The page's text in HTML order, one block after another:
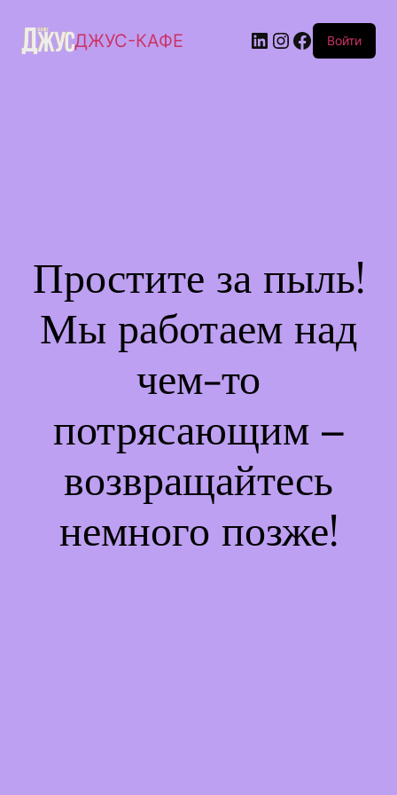
ДЖУС-КАФЕ Войти
Простите за пыль!
Мы работаем над
чем-то
потрясающим –
возвращайтесь
немного позже!